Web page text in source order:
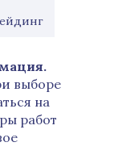
выборе
на
работ